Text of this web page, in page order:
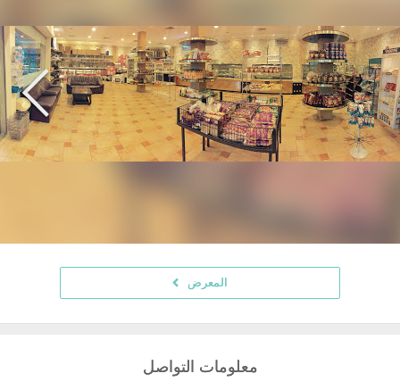
المعرض
معلومات التواصل